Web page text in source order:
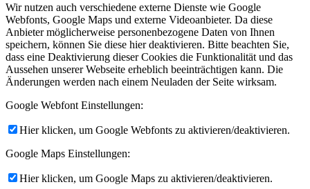
Wir nutzen auch verschiedene externe Dienste wie Google
Webfonts, Google Maps und externe Videoanbieter. Da diese
Anbieter möglicherweise personenbezogene Daten von Ihnen
speichern, können Sie diese hier deaktivieren. Bitte beachten Sie,
dass eine Deaktivierung dieser Cookies die Funktionalität und das
Aussehen unserer Webseite erheblich beeinträchtigen kann. Die
Änderungen werden nach einem Neuladen der Seite wirksam.
Google Webfont Einstellungen:
Hier klicken, um Google Webfonts zu aktivieren/deaktivieren.
Google Maps Einstellungen:
Hier klicken, um Google Maps zu aktivieren/deaktivieren.